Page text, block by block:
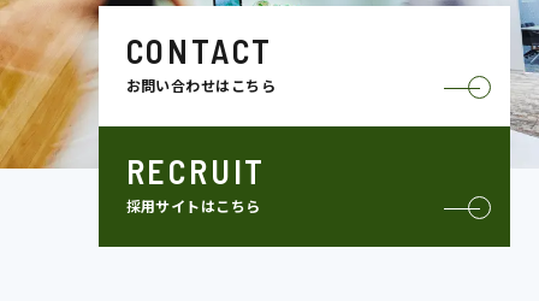
CONTACT
お問い合わせはこちら
RECRUIT
採用サイトはこちら